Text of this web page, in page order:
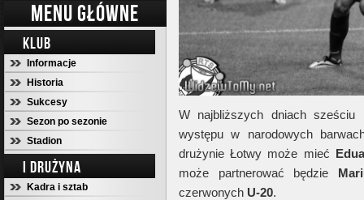
MENU GŁÓWNE
KLUB
Informacje
Historia
Sukcesy
Sezon po sezonie
Stadion
I DRUŻYNA
Kadra i sztab
W najbliższych dniach sześciu
występu w narodowych
drużynie Łotwy może mieć
może partnerować będzie
czerwonych U-20.